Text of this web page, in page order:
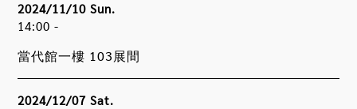
當代館一樓 103展間
2024/11/10 Sun.
14:00 -
2024/12/07 Sat.